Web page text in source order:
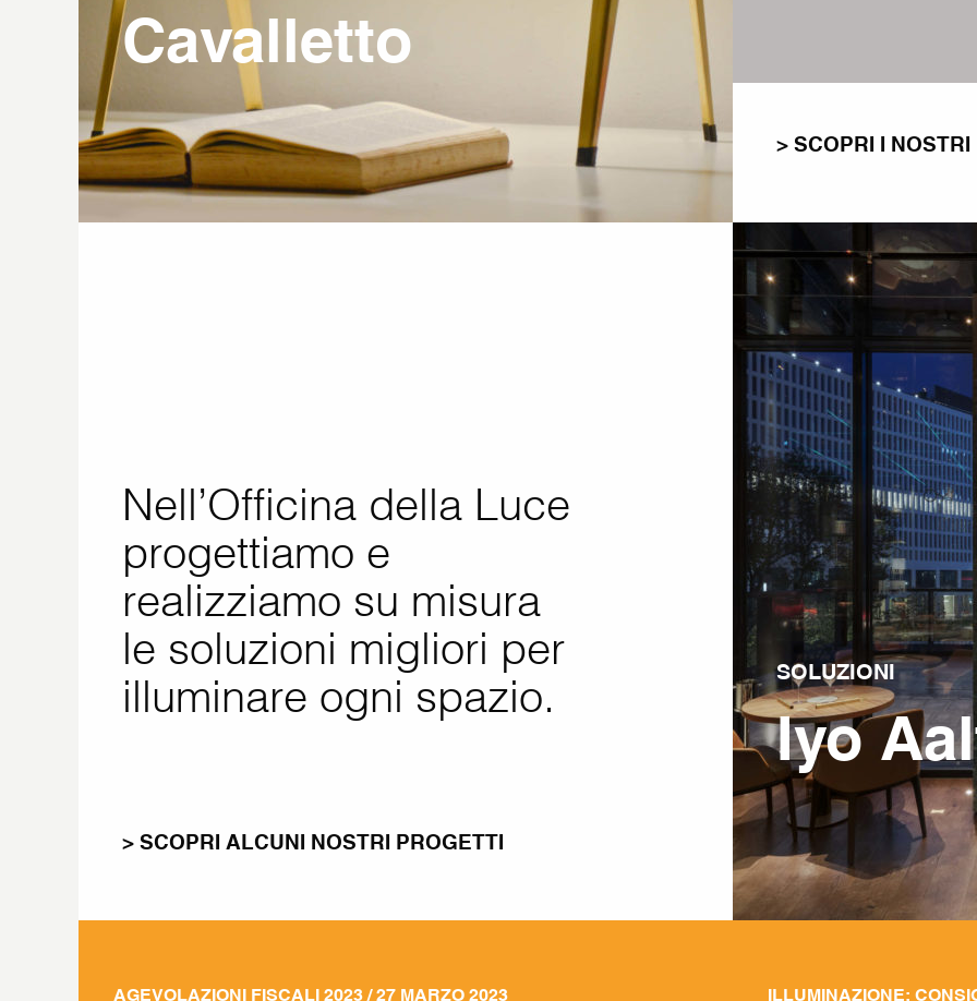
Cavalletto
> SCOPRI I
SOLUZIONI
Iyo
Nell’Officina della Luce
progettiamo e
realizziamo su misura
le soluzioni migliori per
illuminare ogni spazio.
> SCOPRI ALCUNI NOSTRI PROGETTI
AGEVOLAZIONI FISCALI 2023 / 27 MARZO 2023 ILLUMINAZIONE: